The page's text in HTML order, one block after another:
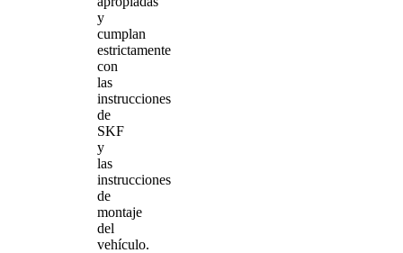
y
cumplan
estrictamente
con
las
instrucciones
de
SKF
y
las
instrucciones
de
montaje
del
vehículo.